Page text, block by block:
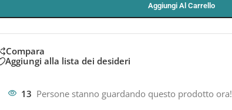
Aggiungi Al Carrello
Compara
Aggiungi alla lista dei desideri
13 Persone stanno guardando questo prodotto ora!